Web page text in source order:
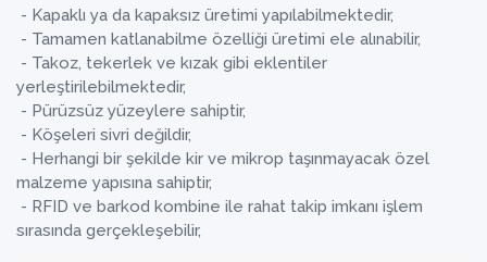
- Kapaklı ya da kapaksız üretimi yapılabilmektedir,
- Tamamen katlanabilme özelliği üretimi ele alınabilir,
- Takoz, tekerlek ve kızak gibi eklentiler
yerleştirilebilmektedir,
- Pürüzsüz yüzeylere sahiptir,
- Köşeleri sivri değildir,
- Herhangi bir şekilde kir ve mikrop taşınmayacak özel
malzeme yapısına sahiptir,
- RFID ve barkod kombine ile rahat takip imkanı işlem
sırasında gerçekleşebilir,